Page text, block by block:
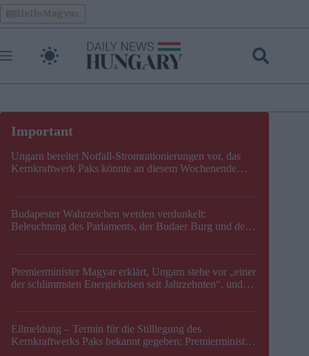
Skip
to
content
HelloMagyar
Ungarn bereitet Notfall-Stromrationierungen vor, das
Kernkraftwerk Paks könnte an diesem Wochenende
Budapester Wahrzeichen werden verdunkelt:
Beleuchtung des Parlaments, der Budaer Burg und der
Premierminister Magyar erklärt, Ungarn stehe vor „einer
der schlimmsten Energiekrisen seit Jahrzehnten“, und
Eilmeldung – Termin für die Stilllegung des
Kernkraftwerks Paks bekannt gegeben; Premierminister